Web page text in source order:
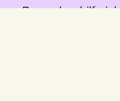
Besonders